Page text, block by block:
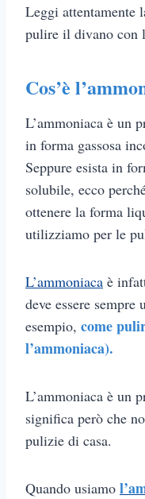
Leggi attentamente
pulire il divano con
Cos’è
L’ammoniaca è un
in forma gassosa
Seppure esista in
solubile, ecco
ottenere la forma
utilizziamo per le
L’ammoniaca è
deve essere
esempio, come
l’ammoniaca).
L’ammoniaca è un
significa però che
pulizie di casa.
Quando usiamo